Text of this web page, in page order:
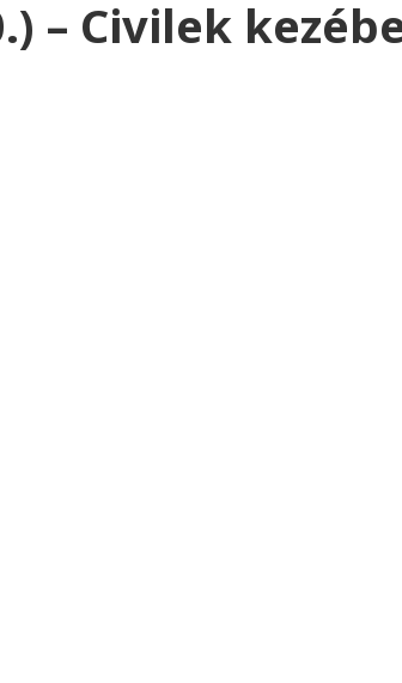
– Civilek